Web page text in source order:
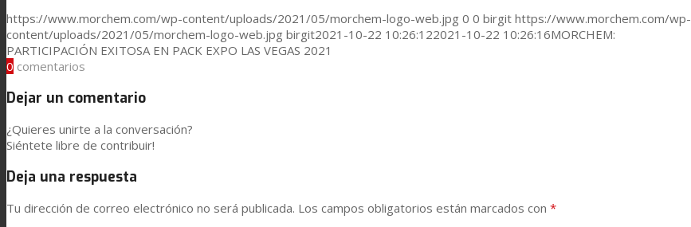
Innovación
I+D
Asistencia Técnica
https://www.morchem.com/wp-content/uploads/2021/05/morchem-logo-web.jpg 0 0 birgit https://www.morchem.com/wp-
content/uploads/2021/05/morchem-logo-web.jpg birgit2021-10-22 10:26:122021-10-22 10:26:16MORCHEM:
PARTICIPACIÓN EXITOSA EN PACK EXPO LAS VEGAS 2021
0 comentarios
Dejar un comentario
¿Quieres unirte a la conversación?
Siéntete libre de contribuir!
Deja una respuesta
Tu dirección de correo electrónico no será publicada. Los campos obligatorios están marcados con *